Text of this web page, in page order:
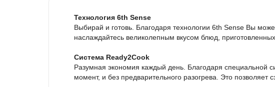
Технология 6th Sense
Выбирай и готовь. Благодаря технологии 6th Sense Вы
наслаждайтесь великолепным вкусом блюд,
Система Ready2Cook
Разумная экономия каждый день. Благодаря специальной
момент, и без предварительного разогрева. Это